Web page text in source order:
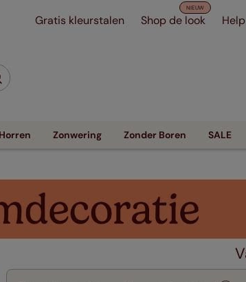
Gratis kleurstalen Shop de look Help
Horren Zonwering Zonder Boren SALE